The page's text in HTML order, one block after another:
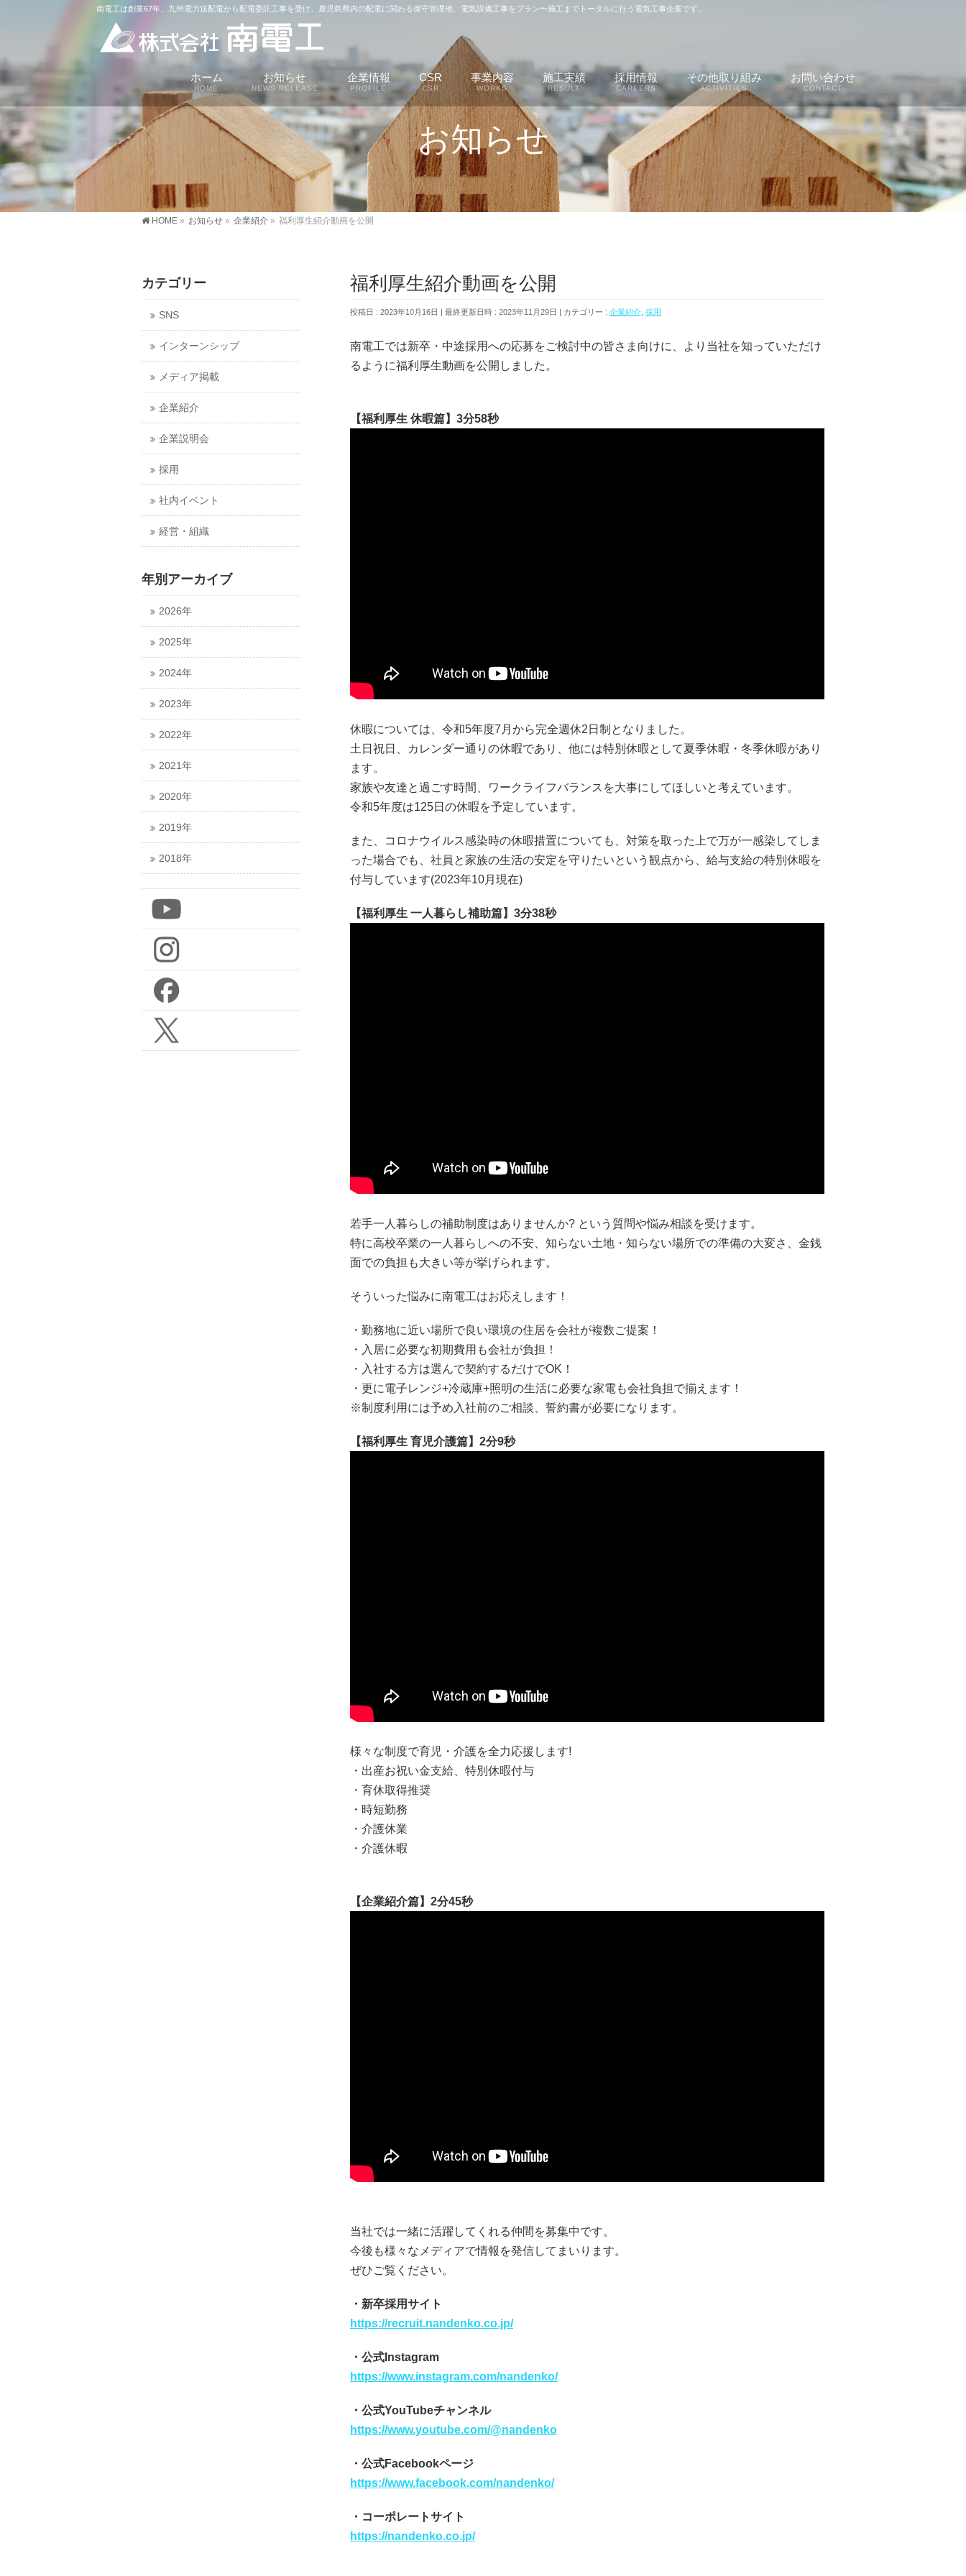
南電工は創業67年。九州電力送配電から配電委託工事を受け、鹿児島県内の配電に関わる保守管理他、電気設備工事をプラン〜施工までトータルに行う電気工事企業です。
ホーム
HOME
お知らせ
NEWS RELEASE
企業情報
PROFILE
CSR
CSR
事業内容
WORKS
施工実績
RESULT
採用情報
CAREERS
その他取り組み
ACTIVITIES
お問い合わせ
CONTACT
お知らせ
HOME » お知らせ » 企業紹介 » 福利厚生紹介動画を公開
福利厚生紹介動画を公開
投稿日 : 2023年10月16日 最終更新日時 : 2023年11月29日 カテゴリー : 企業紹介 採用
南電工では新卒・中途採用への応募をご検討中の皆さま向けに、より当社を知っていただけ
るように福利厚生動画を公開しました。
【福利厚生 休暇篇】3分58秒
休暇については、令和5年度7月から完全週休2日制となりました。
土日祝日、カレンダー通りの休暇であり、他には特別休暇として夏季休暇・冬季休暇があり
ます。
家族や友達と過ごす時間、ワークライフバランスを大事にしてほしいと考えています。
令和5年度は125日の休暇を予定しています。
また、コロナウイルス感染時の休暇措置についても、対策を取った上で万が一感染してしま
った場合でも、社員と家族の生活の安定を守りたいという観点から、給与支給の特別休暇を
付与しています(2023年10月現在)
【福利厚生 一人暮らし補助篇】3分38秒
若手一人暮らしの補助制度はありませんか? という質問や悩み相談を受けます。
特に高校卒業の一人暮らしへの不安、知らない土地・知らない場所での準備の大変さ、金銭
面での負担も大きい等が挙げられます。
そういった悩みに南電工はお応えします！
・勤務地に近い場所で良い環境の住居を会社が複数ご提案！
・入居に必要な初期費用も会社が負担！
・入社する方は選んで契約するだけでOK！
・更に電子レンジ+冷蔵庫+照明の生活に必要な家電も会社負担で揃えます！
※制度利用には予め入社前のご相談、誓約書が必要になります。
【福利厚生 育児介護篇】2分9秒
様々な制度で育児・介護を全力応援します!
・出産お祝い金支給、特別休暇付与
・育休取得推奨
・時短勤務
・介護休業
・介護休暇
【企業紹介篇】2分45秒
当社では一緒に活躍してくれる仲間を募集中です。
今後も様々なメディアで情報を発信してまいります。
ぜひご覧ください。
・新卒採用サイト
https://recruit.nandenko.co.jp/
・公式Instagram
https://www.instagram.com/nandenko/
・公式YouTubeチャンネル
https://www.youtube.com/@nandenko
・公式Facebookページ
https://www.facebook.com/nandenko/
・コーポレートサイト
https://nandenko.co.jp/
カテゴリー
SNS
インターンシップ
メディア掲載
企業紹介
企業説明会
採用
社内イベント
経営・組織
年別アーカイブ
2026年
2025年
2024年
2023年
2022年
2021年
2020年
2019年
2018年